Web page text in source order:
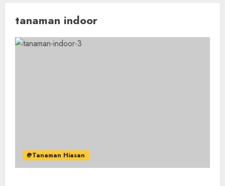
tanaman indoor
@Tanaman Hiasan